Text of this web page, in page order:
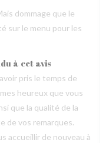
dommage que le
sur le menu pour les
à cet avis
pris le temps de
heureux que vous
que la qualité de la
de vos remarques.
accueillir de nouveau à